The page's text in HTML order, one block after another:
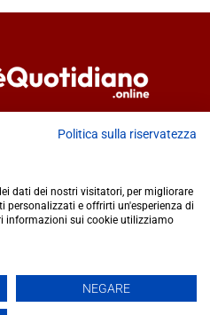
Fiorella Falci
siamo
testata giornalistica registrata
n.02/2024 del 17/07/2024 |
Politica sulla riservatezza
dati dei nostri visitatori, per migliorare
personalizzati e offrirti un'esperienza di
informazioni sui cookie utilizziamo
NEGARE